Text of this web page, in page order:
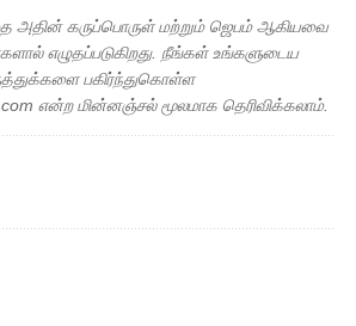
கருப்பொருள் மற்றும் ஜெபம் ஆகியவை
எழுதப்படுகிறது. நீங்கள் உங்களுடைய
பகிர்ந்துகொள்ள
என்ற மின்னஞ்சல் மூலமாக தெரிவிக்கலாம்.